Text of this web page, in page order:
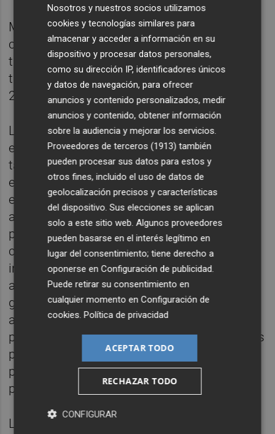
Más de 14 millones de euros han sido
concedidos mediante la líneaInvierte
través de 55 operaciones, de las cuales 6
tramitadas este año que han alcanzado los
2,2 M€.
Los préstamos de Invierte se pueden
emplear en la adquisición de activos
tangibles o activos productivos materiales,
entre otros se podrá incluir obra civil,
edificaciones, instalaciones técnicas,
aparatos y equipos vinculados al proceso
productivo, ingeniería de procesos, etc. así
como a intangibles entre los que se pueden
incluir aplicaciones informáticas,
adquisiciones de propiedad industrial y
gastos de desarrollo y puede asumirse,
asimismo, el aumento con carácter
permanente del capital circulante necesarios
para el crecimiento del negocio derivado del
proyecto de inversión (máximo un 25 % del
proyecto financiable).
La tercera línea, denominada
Nosotros y nuestros socios utilizamos
cookies y tecnologías similares para
almacenar y acceder a información en su
dispositivo y procesar datos personales,
como su dirección IP, identificadores únicos
y datos de navegación, para ofrecer
anuncios y contenido personalizados, medir
anuncios y contenido, obtener información
sobre la audiencia y mejorar los servicios.
Proveedores de terceros (1913) también
pueden procesar sus datos para estos y
otros fines, incluido el uso de datos de
geolocalización precisos y características
del dispositivo. Sus elecciones se aplican
solo a este sitio web. Algunos proveedores
pueden basarse en el interés legítimo en
lugar del consentimiento; tiene derecho a
oponerse enConfiguración de publicidad
Puede retirar su consentimiento en
cualquier momento enConfiguración de
cookies .Política de privacidad
ACEPTAR TODO
RECHAZAR TODO
CONFIGURAR